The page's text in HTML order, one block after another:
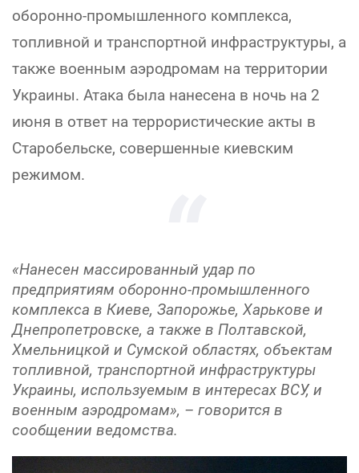
оборонно-промышленного комплекса,
топливной и транспортной инфраструктуры, а
также военным аэродромам на территории
Украины. Атака была нанесена в ночь на 2
июня в ответ на террористические акты в
Старобельске, совершенные киевским
режимом.
«Нанесен массированный удар по
предприятиям оборонно-промышленного
комплекса в Киеве, Запорожье, Харькове и
Днепропетровске, а также в Полтавской,
Хмельницкой и Сумской областях, объектам
топливной, транспортной инфраструктуры
Украины, используемым в интересах ВСУ, и
военным аэродромам», – говорится в
сообщении ведомства.